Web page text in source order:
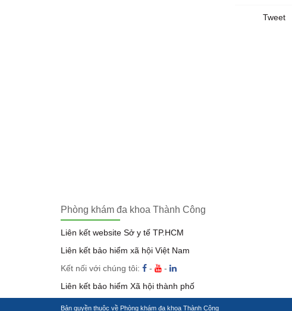
Tweet
Phòng khám đa khoa Thành Công
Liên kết website Sở y tế TP.HCM
Liên kết bảo hiểm xã hội Việt Nam
Kết nối với chúng tôi:
-
-
Liên kết bảo hiểm Xã hội thành phố
Bản quyền thuộc về Phòng khám đa khoa Thành Công